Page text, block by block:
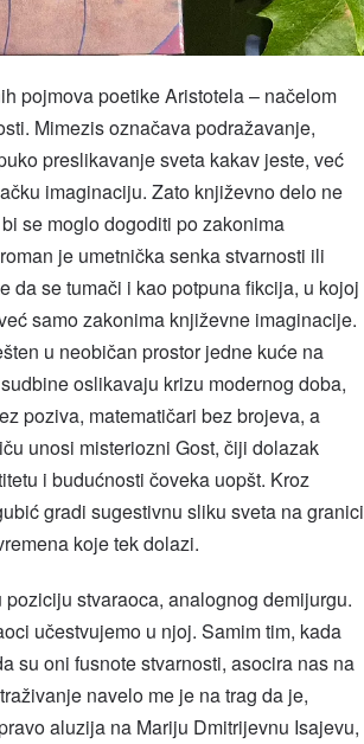
pojmova poetike Aristotela – načelom
Mimezis označava podražavanje,
preslikavanje sveta kakav jeste, već
imaginaciju. Zato književno delo ne
se moglo dogoditi po zakonima
je umetnička senka stvarnosti ili
da se tumači i kao potpuna fikcija, u kojoj
samo zakonima književne imaginacije.
u neobičan prostor jedne kuće na
oslikavaju krizu modernog doba,
poziva, matematičari bez brojeva, a
unosi misteriozni Gost, čiji dolazak
i budućnosti čoveka uopšt. Kroz
gradi sugestivnu sliku sveta na granici
koje tek dolazi.
stvaraoca, analognog demijurgu.
učestvujemo u njoj. Samim tim, kada
su oni fusnote stvarnosti, asocira nas na
navelo me je na trag da je,
aluzija na Mariju Dmitrijevnu Isajevu,